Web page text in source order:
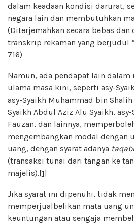
dalam keadaan kondisi darurat,
negara lain dan membutuhkan
(Diterjemahkan secara bebas
transkrip rekaman yang berjudul “
716)
Namun, ada pendapat lain
ulama masa kini, seperti asy-
asy-Syaikh Muhammad bin Shalih
Syaikh Abdul Aziz Alu Syaikh,
Fauzan, dan lainnya,
mengembangkan modal dengan
uang, dengan syarat adanya
(transaksi tunai dari tangan ke
majelis).[1]
Jika syarat ini dipenuhi, tidak
memperjualbelikan mata uang
keuntungan atau sengaja